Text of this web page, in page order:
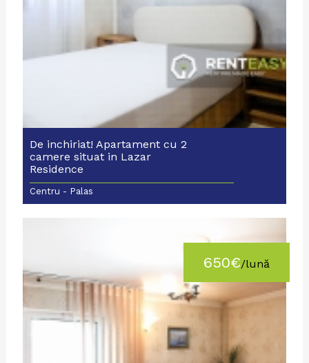
De inchiriat! Apartament cu 2
camere situat in Lazar
Residence
Centru - Palas
650€/lună